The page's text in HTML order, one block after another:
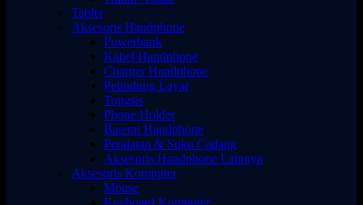
Tablet
Aksesoris Handphone
Powerbank
Kabel Handphone
Charger Handphone
Pelindung Layar
Tongsis
Phone Holder
Baterai Handphone
Peralatan & Suku Cadang
Aksesoris Handphone Lainnya
Aksesoris Komputer
Mouse
Keyboard Komputer